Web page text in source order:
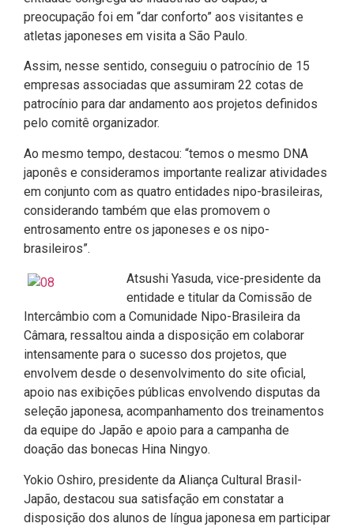
preocupação foi em “dar conforto” aos visitantes e
atletas japoneses em visita a São Paulo.
Assim, nesse sentido, conseguiu o patrocínio de 15
empresas associadas que assumiram 22 cotas de
patrocínio para dar andamento aos projetos definidos
pelo comitê organizador.
Ao mesmo tempo, destacou: “temos o mesmo DNA
japonês e consideramos importante realizar atividades
em conjunto com as quatro entidades nipo-brasileiras,
considerando também que elas promovem o
entrosamento entre os japoneses e os nipo-
brasileiros”.
Atsushi Yasuda, vice-presidente da
entidade e titular da Comissão de
Intercâmbio com a Comunidade Nipo-Brasileira da
Câmara, ressaltou ainda a disposição em colaborar
intensamente para o sucesso dos projetos, que
envolvem desde o desenvolvimento do site oficial,
apoio nas exibições públicas envolvendo disputas da
seleção japonesa, acompanhamento dos treinamentos
da equipe do Japão e apoio para a campanha de
doação das bonecas Hina Ningyo.
Yokio Oshiro, presidente da Aliança Cultural Brasil-
Japão, destacou sua satisfação em constatar a
disposição dos alunos de língua japonesa em participar